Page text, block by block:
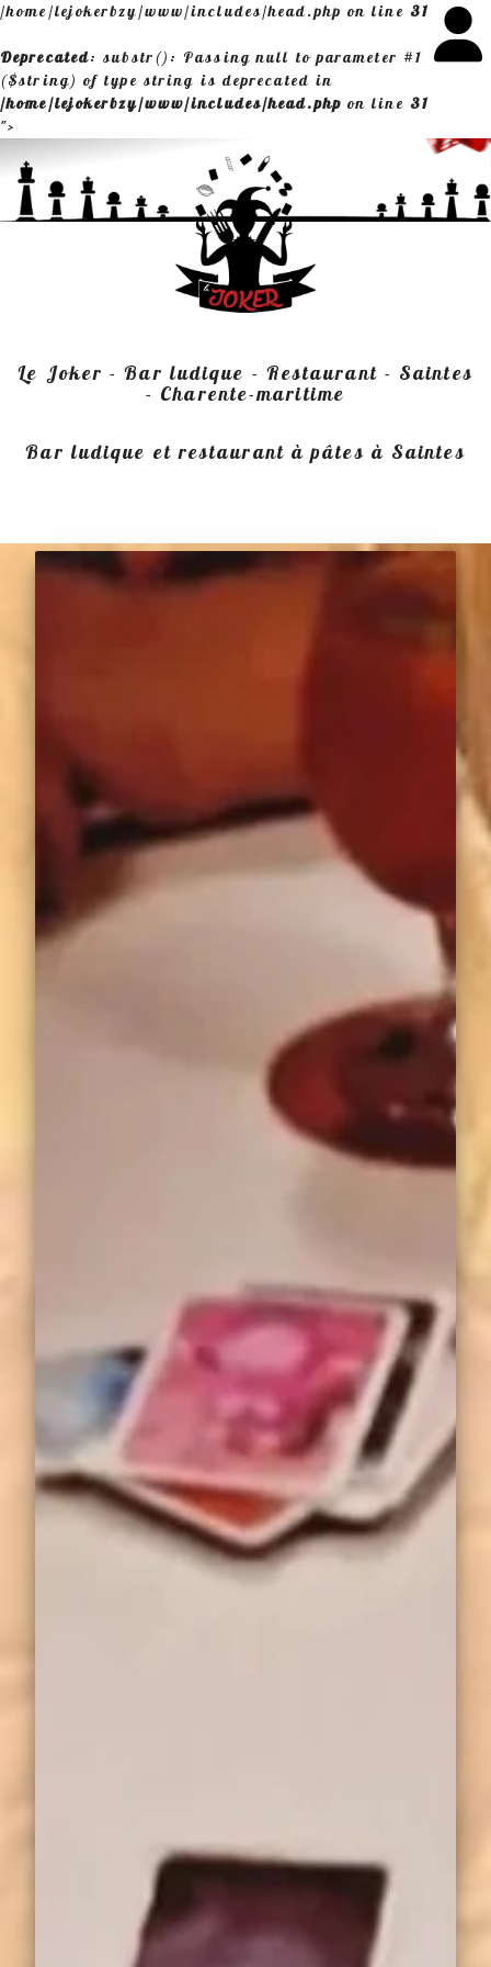
/home/lejokerbzy/www/includes/head.php on line 31
Deprecated: substr(): Passing null to parameter #1
($string) of type string is deprecated in
/home/lejokerbzy/www/includes/head.php on line 31
">
Le Joker - Bar ludique - Restaurant - Saintes
- Charente-maritime
Bar ludique et restaurant à pâtes à Saintes